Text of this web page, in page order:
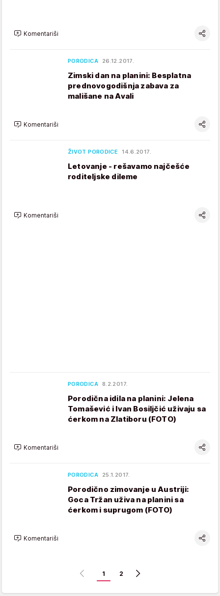
Komentariši
PORODICA 26.12.2017.
Zimski dan na planini: Besplatna
prednovogodišnja zabava za
mališane na Avali
Komentariši
ŽIVOT PORODICE 14.6.2017.
Letovanje - rešavamo najčešće
roditeljske dileme
Komentariši
PORODICA 8.2.2017.
Porodična idila na planini: Jelena
Tomašević i Ivan Bosiljčić uživaju sa
ćerkom na Zlatiboru (FOTO)
Komentariši
PORODICA 25.1.2017.
Porodično zimovanje u Austriji:
Goca Tržan uživa na planini sa
ćerkom i suprugom (FOTO)
Komentariši
1 2